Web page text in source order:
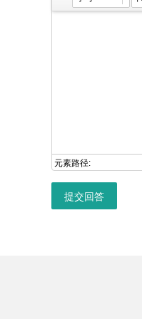
元素路径:
提交回答